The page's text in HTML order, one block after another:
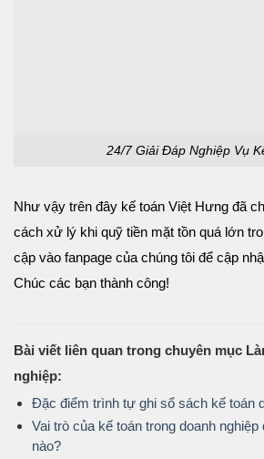
24/7 Giải Đáp Nghiệp Vụ
Như vậy trên đây kế toán Việt Hưng đã
cách xử lý khi quỹ tiền mặt tồn quá lớn
cập vào fanpage của chúng tôi để cập
Chúc các bạn thành công!
Bài viết liên quan trong chuyên mục
nghiệp:
Đặc điểm trình tự ghi sổ sách kế toán
Vai trò của kế toán trong doanh
nào?